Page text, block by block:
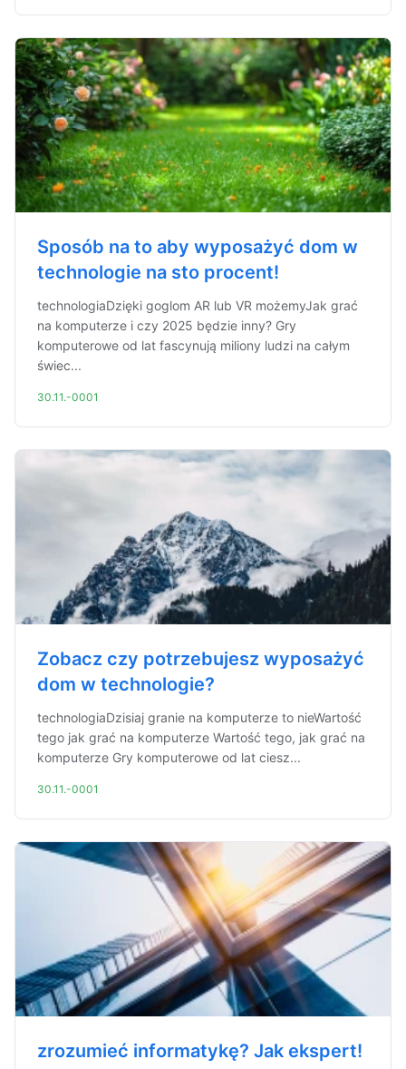
Sposób na to aby wyposażyć dom w
technologie na sto procent!
technologiaDzięki goglom AR lub VR możemyJak grać
na komputerze i czy 2025 będzie inny? Gry
komputerowe od lat fascynują miliony ludzi na całym
świec...
30.11.-0001
Zobacz czy potrzebujesz wyposażyć
dom w technologie?
technologiaDzisiaj granie na komputerze to nieWartość
tego jak grać na komputerze Wartość tego, jak grać na
komputerze Gry komputerowe od lat ciesz...
30.11.-0001
zrozumieć informatykę? Jak ekspert!